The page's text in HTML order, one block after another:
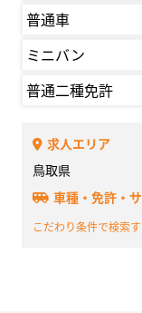
普通車
ミニバン
普通二種免許
求人エリア
鳥取県
車種・免許・
こだわり条件で検索